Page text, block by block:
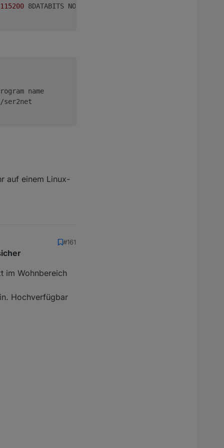
115200 8DATABITS NONE 1STOPBIT banner
name
/ser2net
auf einem Linux-
#161
im Wohnbereich
Hochverfügbar